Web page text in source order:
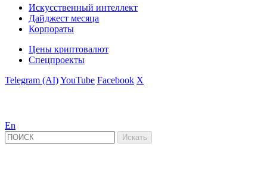
Искусственный интеллект
Дайджест месяца
Корпораты
Цены криптовалют
Спецпроекты
Telegram (AI)YouTube Facebook X
En